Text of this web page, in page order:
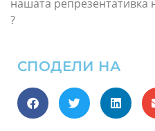
нашата
?
СПОДЕЛИ НА